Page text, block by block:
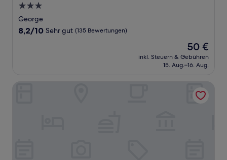
3.0-
Sterne-
Unterkunft
George
8.2
Bewertungen)
8,2/10 Sehr gut (135 Bewertungen)
Der
Preis
beträgt
50 €
inkl. Steuern & Gebühren
15. Aug.–16. Aug.